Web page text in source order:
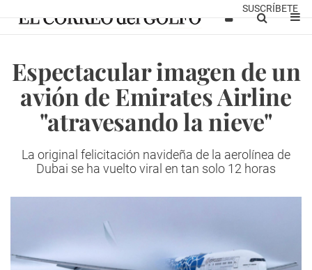
SUSCRÍBETE
Espectacular imagen de un
avión de Emirates Airline
"atravesando la nieve"
La original felicitación navideña de la aerolínea de
Dubai se ha vuelto viral en tan solo 12 horas